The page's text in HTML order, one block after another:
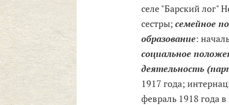
селе "Барский лог"
сестры; семейное
образование:
социальное
деятельность
1917 года;
февраль 1918 года